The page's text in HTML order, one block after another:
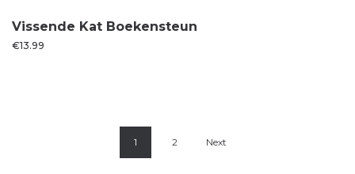
Vissende Kat Boekensteun
€13.99
1 2 Next